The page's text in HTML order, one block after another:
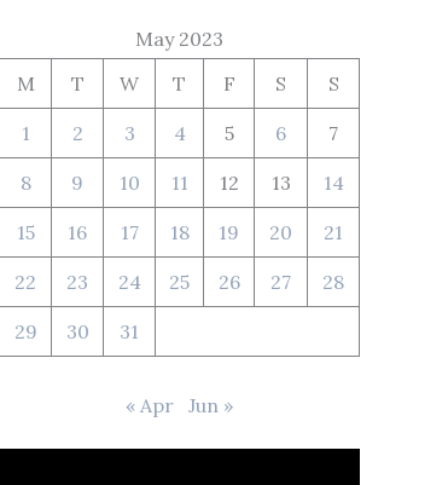
May 2023
M
T W T F S S
1 2 3 4 5 6 7
8 9 10 11 12 13 14
15 16 17 18 19 20 21
22 23 24 25 26 27 28
29 30 31
« Apr Jun »